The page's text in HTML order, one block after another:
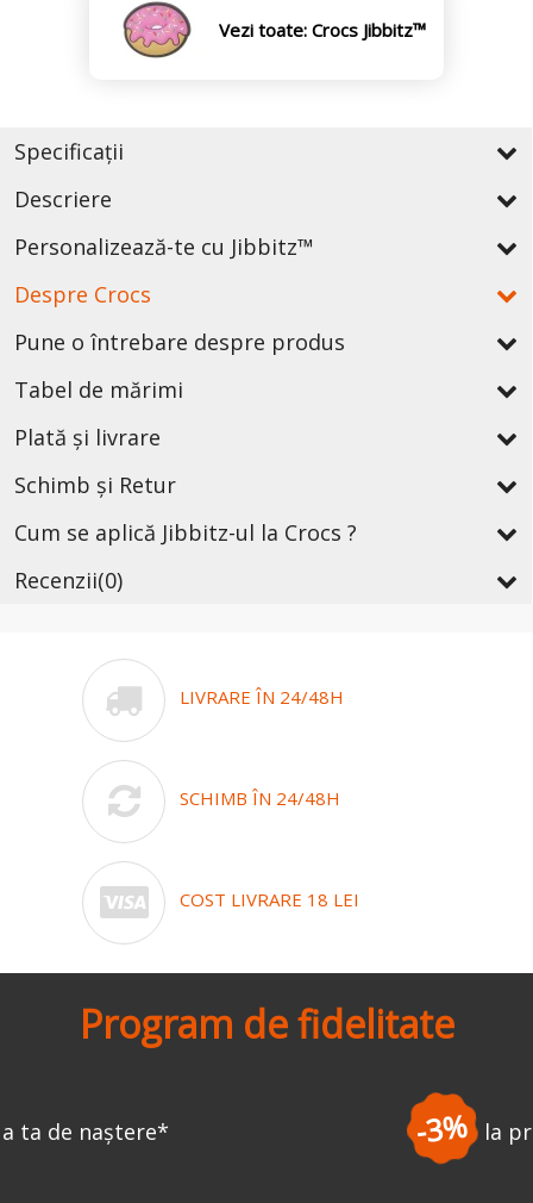
Vezi toate: Crocs Jibbitz™
Specificații
Descriere
Personalizează-te cu Jibbitz™
Despre Crocs
Pune o întrebare despre produs
Tabel de mărimi
Plată și livrare
Schimb și Retur
Cum se aplică Jibbitz-ul la Crocs ?
Recenzii(0)
LIVRARE ÎN 24/48H
SCHIMB ÎN 24/48H
COST LIVRARE 18 LEI
Program de fidelitate
-3% *